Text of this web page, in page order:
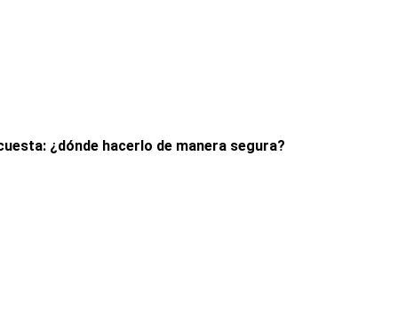
¿dónde hacerlo de manera segura?